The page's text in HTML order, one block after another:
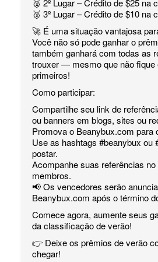
🥉 3º Lugar – Crédito de $10 na
🚀 É uma situação vantajosa
Você não só pode ganhar o
também ganhará com todas as
trouxer — mesmo que não fique
primeiros!
Como participar:
Compartilhe seu link de
ou banners em blogs, sites ou
Promova o Beanybux.com para
Use as hashtags #beanybux ou
postar.
Acompanhe suas referências
membros.
📢 Os vencedores serão
Beanybux.com após o término
Comece agora, aumente seus
da classificação de verão!
👉 Deixe os prêmios de verão
chegar!